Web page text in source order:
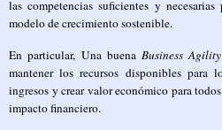
las competencias suficientes y
modelo de crecimiento sostenible.
En particular, Una buenaBusiness Agility
mantener los recursos disponibles para
ingresos y crear valor económico para
impacto financiero.